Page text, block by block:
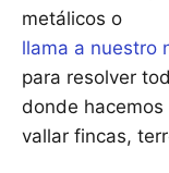
metálicos o
llama a nuestro
para resolver
donde
vallar fincas,